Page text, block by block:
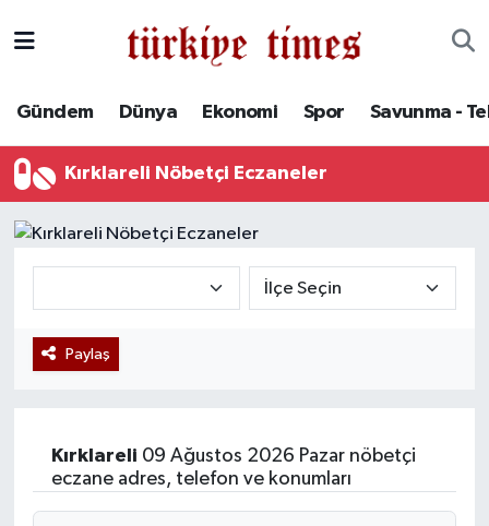
Gündem Dünya Ekonomi Spor Savunma -
Kırklareli Nöbetçi Eczaneler
Paylaş
Kırklareli 09 Ağustos 2026 Pazar nöbetçi
eczane adres, telefon ve konumları
Savunma - Teknoloji
Kültür - Sanat
Son Dakika Haberleri
Haber Arşivi